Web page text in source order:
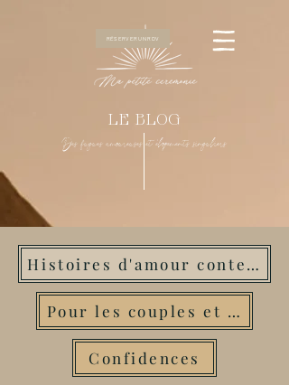
RÉSERVER UN RDV
LE BLOG
Des fugues amoureuses et élopements singuliers
Histoires d'amour
Pour les couples et
Confidences